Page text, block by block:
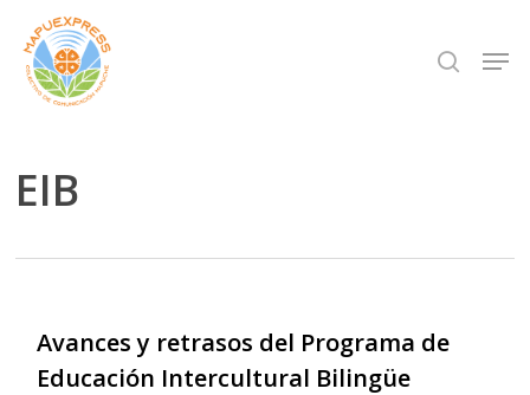
Skip
main
search
EIB
Avances y retrasos del Programa de
Educación Intercultural Bilingüe
Close